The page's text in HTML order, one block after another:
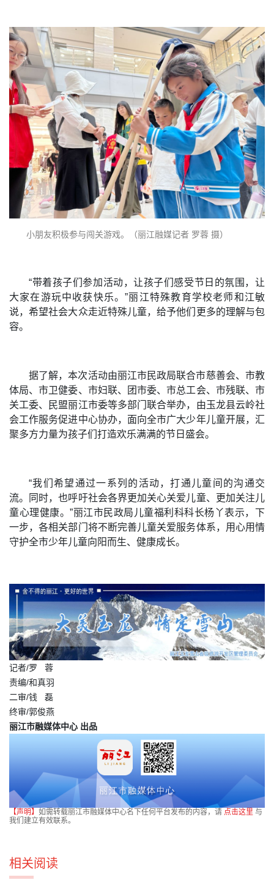
小朋友积极参与闯关游戏。（丽江融媒记者 罗蓉 摄）
“带着孩子们参加活动，让孩子们感受节日的氛围，让
大家在游玩中收获快乐。”丽江特殊教育学校老师和江敏
说，希望社会大众走近特殊儿童，给予他们更多的理解与包
容。
据了解，本次活动由丽江市民政局联合市慈善会、市教
体局、市卫健委、市妇联、团市委、市总工会、市残联、市
关工委、民盟丽江市委等多部门联合举办，由玉龙县云岭社
会工作服务促进中心协办，面向全市广大少年儿童开展，汇
聚多方力量为孩子们打造欢乐满满的节日盛会。
“我们希望通过一系列的活动，打通儿童间的沟通交
流。同时，也呼吁社会各界更加关心关爱儿童、更加关注儿
童心理健康。”丽江市民政局儿童福利科科长杨丫表示，下
一步，各相关部门将不断完善儿童关爱服务体系，用心用情
守护全市少年儿童向阳而生、健康成长。
记者/罗 蓉
责编/和真羽
二审/钱 磊
终审/郭俊燕
丽江市融媒体中心 出品
【声明】 如需转载丽江市融媒体中心名下任何平台发布的内容，请 点击这里 与
我们建立有效联系。
相关阅读